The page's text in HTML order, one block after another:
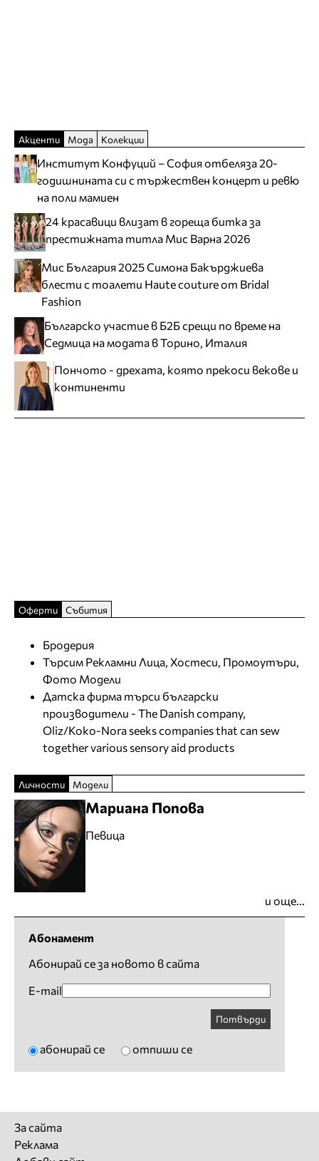
Акценти Мода Колекции
Институт Конфуций – София отбеляза 20-
годишнината си с тържествен концерт и ревю
на поли мамиен
24 красавици влизат в гореща битка за
престижната титла Мис Варна 2026
Мис България 2025 Симона Бакърджиева
блести с тоалети Haute couture от Bridal
Fashion
Българско участие в Б2Б срещи по време на
Седмица на модата в Торино, Италия
Пончото - дрехата, която прекоси векове и
континенти
Оферти Събития
Бродерия
Търсим Рекламни Лица, Хостеси, Промоутъри,
Фото Модели
Датска фирма търси български
производители - The Danish company,
Oliz/Koko-Nora seeks companies that can sew
together various sensory aid products
Личности Модели
Мариана Попова
Певица
и още...
Абонамент
Абонирай се за новото в сайта
E-mail
Потвърди
абонирай се отпиши се
За сайта
Реклама